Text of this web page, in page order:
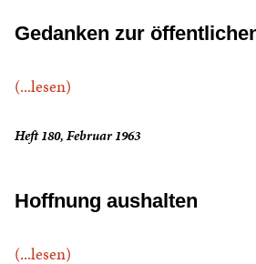
Gedanken zur
(...lesen)
Heft 180, Februar 1963
Hoffnung aushalten
(...lesen)